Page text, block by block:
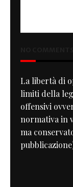
La libertà di
limiti della
offensivi
normativa in
ma